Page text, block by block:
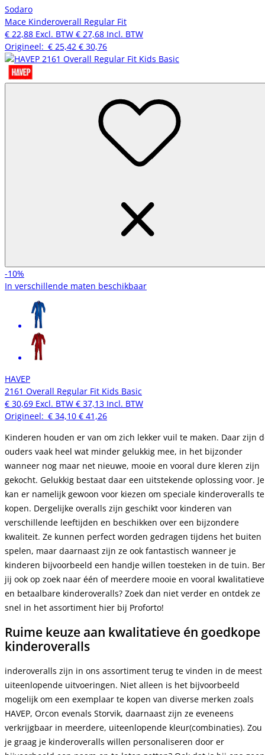
Sodaro
Mace Kinderoverall Regular Fit
€ 22,88 Excl. BTW € 27,68 Incl. BTW
Origineel: € 25,42 € 30,76
-10%
In verschillende maten beschikbaar
HAVEP
2161 Overall Regular Fit Kids Basic
€ 30,69 Excl. BTW € 37,13 Incl. BTW
Origineel: € 34,10 € 41,26
Kinderen houden er van om zich lekker vuil te maken. Daar zijn
ouders vaak heel wat minder gelukkig mee, in het bijzonder
wanneer nog maar net nieuwe, mooie en vooral dure kleren zijn
gekocht. Gelukkig bestaat daar een uitstekende oplossing voor. Je
kan er namelijk gewoon voor kiezen om speciale kinderoveralls te
kopen. Dergelijke overalls zijn geschikt voor kinderen van
verschillende leeftijden en beschikken over een bijzondere
kwaliteit. Ze kunnen perfect worden gedragen tijdens het buiten
spelen, maar daarnaast zijn ze ook fantastisch wanneer je
kinderen bijvoorbeeld een handje willen toesteken in de tuin.
jij ook op zoek naar één of meerdere mooie en vooral kwalitatieve
en betaalbare kinderoveralls? Zoek dan niet verder en ontdek ze
snel in het assortiment hier bij Proforto!
Ruime keuze aan kwalitatieve én goedkope
kinderoveralls
inderoveralls zijn in ons assortiment terug te vinden in de meest
uiteenlopende uitvoeringen. Niet alleen is het bijvoorbeeld
mogelijk om een exemplaar te kopen van diverse merken zoals
HAVEP, Orcon evenals Storvik, daarnaast zijn ze eveneens
verkrijgbaar in meerdere, uiteenlopende kleur(combinaties). Zou
je graag je kinderoveralls willen personaliseren door er